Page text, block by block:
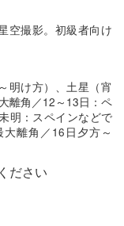
空撮影。初級者向け
明け方）、土星（宵
離角／12～13日：ペ
明：スペインなどで
離角／16日夕方～
ださい